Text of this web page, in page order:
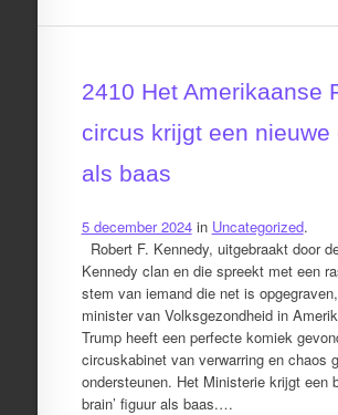
2410 Het Amerikaanse
circus krijgt een nieuwe
als baas
5 december 2024in Uncategorized.
Robert F. Kennedy, uitgebraakt door
Kennedy clan en die spreekt met een
stem van iemand die net is
minister van Volksgezondheid in
Trump heeft een perfecte komiek
circuskabinet van verwarring en chaos
ondersteunen. Het Ministerie krijgt een
brain’ figuur als baas.…